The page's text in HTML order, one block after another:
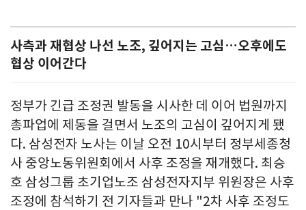
사측과 재협상 나선 노조, 깊어지는 고심…오후에도
협상 이어간다
정부가 긴급 조정권 발동을 시사한 데 이어 법원까지
총파업에 제동을 걸면서 노조의 고심이 깊어지게 됐
다. 삼성전자 노사는 이날 오전 10시부터 정부세종청
사 중앙노동위원회에서 사후 조정을 재개했다. 최승
호 삼성그룹 초기업노조 삼성전자지부 위원장은 사후
조정에 참석하기 전 기자들과 만나 "2차 사후 조정도